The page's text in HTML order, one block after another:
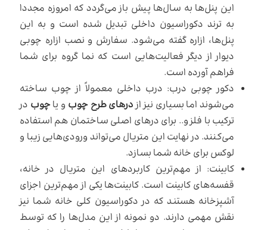
این پنل‌ها به سال‌ها پیش باز می‌گردد که امروزه مجددا
به ترند دکوراسیون داخلی تبدیل شده است و به این
پنل‌ها، ازاره گفته می‌شود. سفارش و نصب ازاره چوبی
دیوار از دیگر فعالیت‌هایی است که نما گروه برای شما
فراهم آورده است.
دکور چوبی درب: درب داخلی معمولاً از چوب ساخته
می‌شوند اما بسیاری نیز ازدرهای طرح چوب و یاچوب در
ترکیب با فلز و.. برای درهای اصلی ساختمان هم استفاده
می‌کنند. در نهایت این متریال می‌تواند ورودی‌هایی زیبا و
لوکس برای خانه شما بسازد.
کابینت: از مهم‌ترین کاربردهای این متریال در خانه،
قفسه‌های کابینت است. کابینت‌ها یکی از مهم‌ترین اجزای
آشپزخانه هستند که در دکوراسیون کلی خانه شما نیز
نقش مهمی دارند. دو نمونه از این مدل‌ها را که توسط